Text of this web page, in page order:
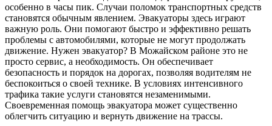
особенно в часы пик. Случаи поломок транспортных средств
становятся обычным явлением. Эвакуаторы здесь играют
важную роль. Они помогают быстро и эффективно решать
проблемы с автомобилями, которые не могут продолжать
движение. Нужен эвакуатор? В Можайском районе это не
просто сервис, а необходимость. Он обеспечивает
безопасность и порядок на дорогах, позволяя водителям не
беспокоиться о своей технике. В условиях интенсивного
трафика такие услуги становятся незаменимыми.
Своевременная помощь эвакуатора может существенно
облегчить ситуацию и вернуть движение на трассы.